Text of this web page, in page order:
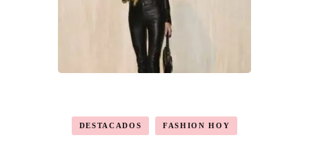
DESTACADOS FASHION HOY